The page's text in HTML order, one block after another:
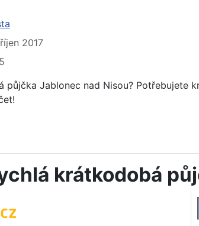
2017
půjčka Jablonec nad Nisou? Potřebujete
krátkodobé půjčky Mladá Boleslav
krátkodobá